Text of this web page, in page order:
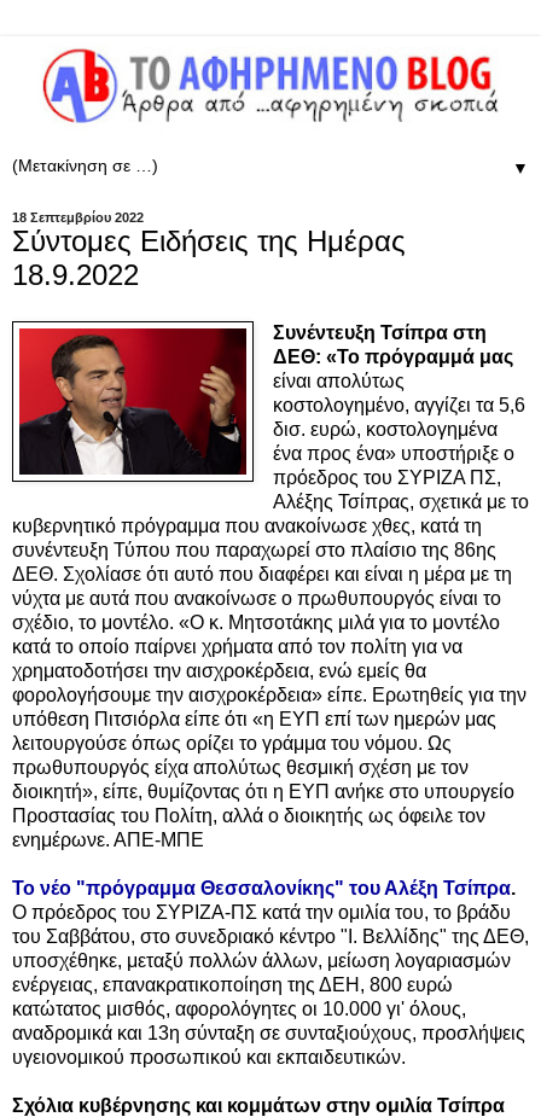
▼
18 Σεπτεμβρίου 2022
Σύντομες Ειδήσεις της Ημέρας
18.9.2022
Συνέντευξη Τσίπρα στη
ΔΕΘ: «Το πρόγραμμά μας
είναι απολύτως
κοστολογημένο, αγγίζει τα 5,6
δισ. ευρώ, κοστολογημένα
ένα προς ένα» υποστήριξε ο
πρόεδρος του ΣΥΡΙΖΑ ΠΣ,
Αλέξης Τσίπρας, σχετικά με το
κυβερνητικό πρόγραμμα που ανακοίνωσε χθες, κατά τη
συνέντευξη Τύπου που παραχωρεί στο πλαίσιο της 86ης
ΔΕΘ. Σχολίασε ότι αυτό που διαφέρει και είναι η μέρα με τη
νύχτα με αυτά που ανακοίνωσε ο πρωθυπουργός είναι το
σχέδιο, το μοντέλο. «Ο κ. Μητσοτάκης μιλά για το μοντέλο
κατά το οποίο παίρνει χρήματα από τον πολίτη για να
χρηματοδοτήσει την αισχροκέρδεια, ενώ εμείς θα
φορολογήσουμε την αισχροκέρδεια» είπε. Ερωτηθείς για την
υπόθεση Πιτσιόρλα είπε ότι «η ΕΥΠ επί των ημερών μας
λειτουργούσε όπως ορίζει το γράμμα του νόμου. Ως
πρωθυπουργός είχα απολύτως θεσμική σχέση με τον
διοικητή», είπε, θυμίζοντας ότι η ΕΥΠ ανήκε στο υπουργείο
Προστασίας του Πολίτη, αλλά ο διοικητής ως όφειλε τον
ενημέρωνε. ΑΠΕ-ΜΠΕ
Το νέο "πρόγραμμα Θεσσαλονίκης" του Αλέξη Τσίπρα.
Ο πρόεδρος του ΣΥΡΙΖΑ-ΠΣ κατά την ομιλία του, το βράδυ
του Σαββάτου, στο συνεδριακό κέντρο "Ι. Βελλίδης" της ΔΕΘ,
υποσχέθηκε, μεταξύ πολλών άλλων, μείωση λογαριασμών
ενέργειας, επανακρατικοποίηση της ΔΕΗ, 800 ευρώ
κατώτατος μισθός, αφορολόγητες οι 10.000 γι' όλους,
αναδρομικά και 13η σύνταξη σε συνταξιούχους, προσλήψεις
υγειονομικού προσωπικού και εκπαιδευτικών.
Σχόλια κυβέρνησης και κομμάτων στην ομιλία Τσίπρα